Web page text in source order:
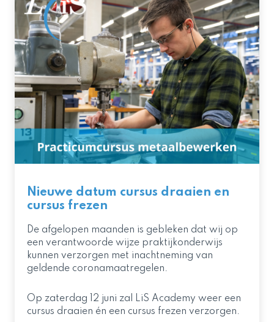
Nieuwe datum cursus draaien en
cursus frezen
De afgelopen maanden is gebleken dat wij op
een verantwoorde wijze praktijkonderwijs
kunnen verzorgen met inachtneming van
geldende coronamaatregelen.
Op zaterdag 12 juni zal LiS Academy weer een
cursus draaien én een cursus frezen verzorgen.